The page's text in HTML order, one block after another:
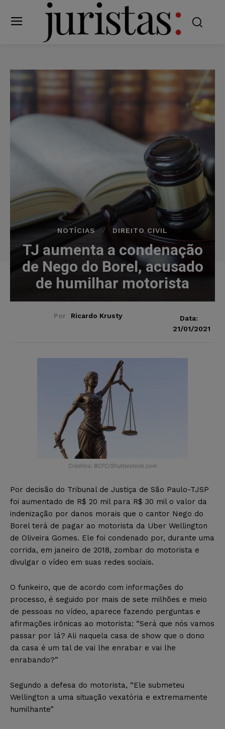
NOTÍCIAS DIREITO CIVIL
TJ aumenta a condenação
de Nego do Borel, acusado
de humilhar motorista
Por Ricardo Krusty
Data:
21/01/2021
Créditos: BCFC/Shutterstock.com
Por decisão do Tribunal de Justiça de São Paulo-TJSP
foi aumentado de R$ 20 mil para R$ 30 mil o valor da
indenização por danos morais que o cantor Nego do
Borel terá de pagar ao motorista da Uber Wellington
de Oliveira Gomes. Ele foi condenado por, durante uma
corrida, em janeiro de 2018, zombar do motorista e
divulgar o vídeo em suas redes sociais.
O funkeiro, que de acordo com informações do
processo, é seguido por mais de sete milhões e meio
de pessoas no vídeo, aparece fazendo perguntas e
afirmações irônicas ao motorista: “Será que nós vamos
passar por lá? Ali naquela casa de show que o dono
da casa é um tal de vai lhe enrabar e vai lhe
enrabando?”
Segundo a defesa do motorista, “Ele submeteu
Wellington a uma situação vexatória e extremamente
humilhante”